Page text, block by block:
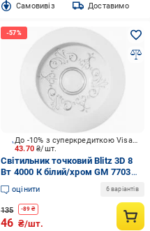
Cамовивіз Доставимо
43.70₴/шт.
До -10% з суперкредиткою Visa Вигода
Світильник точковий Blitz 3D 8
Вт 4000 К білий/хром GM 7703
CH+WT 8W
оцінити 6 варіантів
135 -89 ₴
46 ₴/шт.